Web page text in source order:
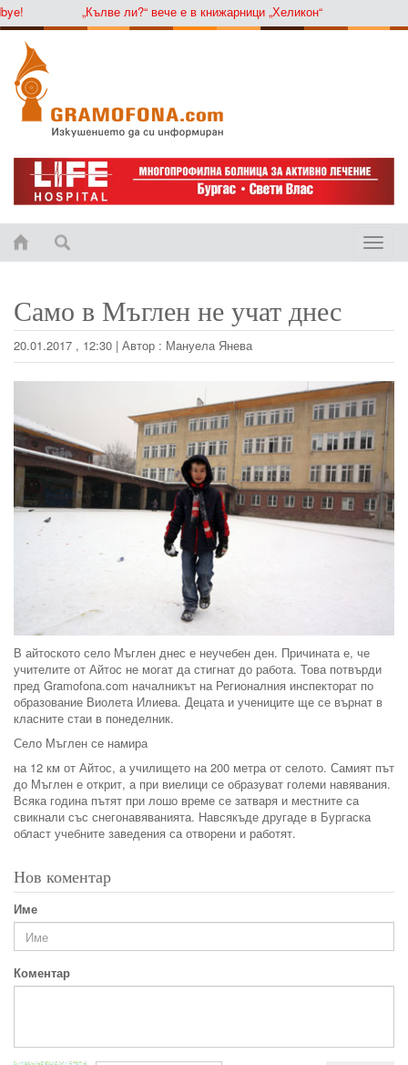
„Кълве ли?“ вече е в книжарници „Хеликон“
Toggle
Само в Мъглен не учат днес
20.01.2017 , 12:30 | Автор : Мануела Янева
В айтоското село Мъглен днес е неучебен ден. Причината е, че
учителите от Айтос не могат да стигнат до работа. Това потвърди
пред Gramofona.com началникът на Регионалния инспекторат по
образование Виолета Илиева. Децата и учениците ще се върнат в
класните стаи в понеделник.
Село Мъглен се намира
на 12 км от Айтос, а училището на 200 метра от селото. Самият път
до Мъглен е открит, а при виелици се образуват големи навявания.
Всяка година пътят при лошо време се затваря и местните са
свикнали със снегонавяванията. Навсякъде другаде в Бургаска
област учебните заведения са отворени и работят.
Нов коментар
Име
Коментар